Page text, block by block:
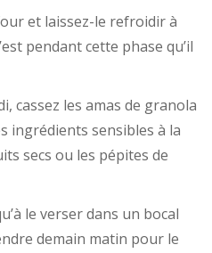
et laissez-le refroidir à
pendant cette phase qu’il
cassez les amas de granola
ingrédients sensibles à la
secs ou les pépites de
le verser dans un bocal
demain matin pour le